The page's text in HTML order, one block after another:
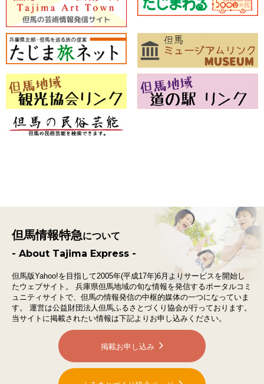
但馬情報特急について
- About Tajima Express -
但馬版Yahoo!を目指して2005年(平成17年)6月よりサービスを開始し
たウェブサイト。
兵庫県但馬地域の旬な情報を発信するポータルコミ
ュニティサイトで、 但馬の情報発信の中枢的媒体の一つになっていま
す。
運営は公益財団法人但馬ふるさとづくり協会が行っております。
当サイトに掲載されたい情報は下記よりお申し込みください。
掲載お申し込み